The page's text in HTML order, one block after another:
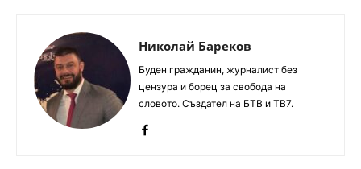
Николай Бареков
Буден гражданин, журналист без
цензура и борец за свобода на
словото. Създател на БТВ и ТВ7.